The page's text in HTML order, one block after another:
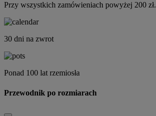
Przy wszystkich zamówieniach powyżej 200 zł.
30 dni na zwrot
Ponad 100 lat rzemiosła
Przewodnik po rozmiarach